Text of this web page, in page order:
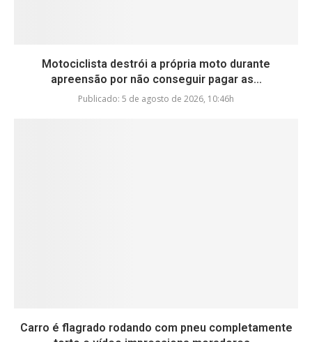
Motociclista destrói a própria moto durante
apreensão por não conseguir pagar as...
Publicado: 5 de agosto de 2026, 10:46h
Carro é flagrado rodando com pneu completamente